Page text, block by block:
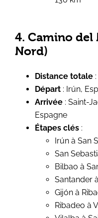
4. Camino
Nord)
Distance totale
Départ : Irún,
Arrivée : Saint-
Espagne
Étapes clés :
Irún à San
San
Bilbao à
Santander
Gijón à
Ribadeo à